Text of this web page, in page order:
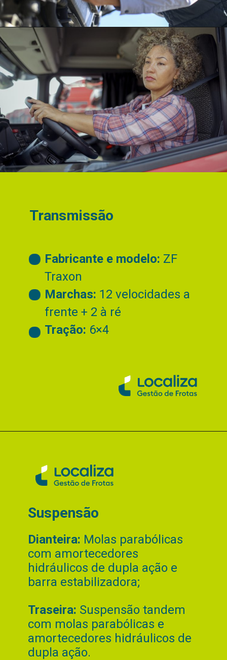
Transmissão
Fabricante e modelo: ZF
Traxon
Marchas: 12 velocidades a
frente + 2 à ré
Tração: 6×4
Suspensão
Dianteira: Molas parabólicas
com amortecedores
hidráulicos de dupla ação e
barra estabilizadora;
Traseira: Suspensão tandem
com molas parabólicas e
amortecedores hidráulicos de
dupla ação.